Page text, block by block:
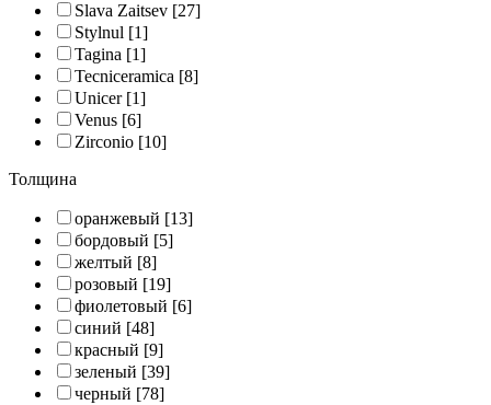
Slava Zaitsev [27]
Stylnul [1]
Tagina [1]
Tecniceramica [8]
Unicer[1]
Venus [6]
Zirconio [10]
Толщина
оранжевый [13]
бордовый [5]
желтый [8]
розовый [19]
фиолетовый [6]
синий [48]
красный [9]
зеленый [39]
черный [78]